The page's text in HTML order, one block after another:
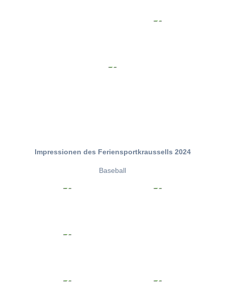
Impressionen des Feriensportkraussells 2024
Baseball